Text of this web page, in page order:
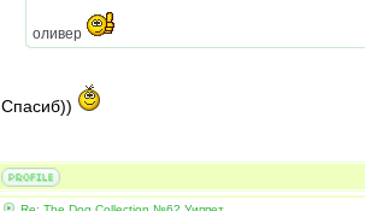
оливер
Спасиб))